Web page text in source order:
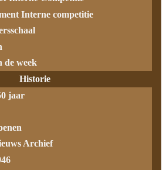
Interne competitie
de week
Historie
jaar
Archief